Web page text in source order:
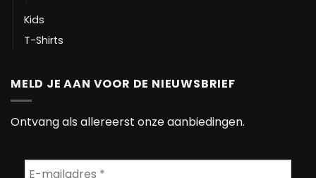
Kids
T-Shirts
MELD JE AAN VOOR DE NIEUWSBRIEF
Ontvang als allereerst onze aanbiedingen.